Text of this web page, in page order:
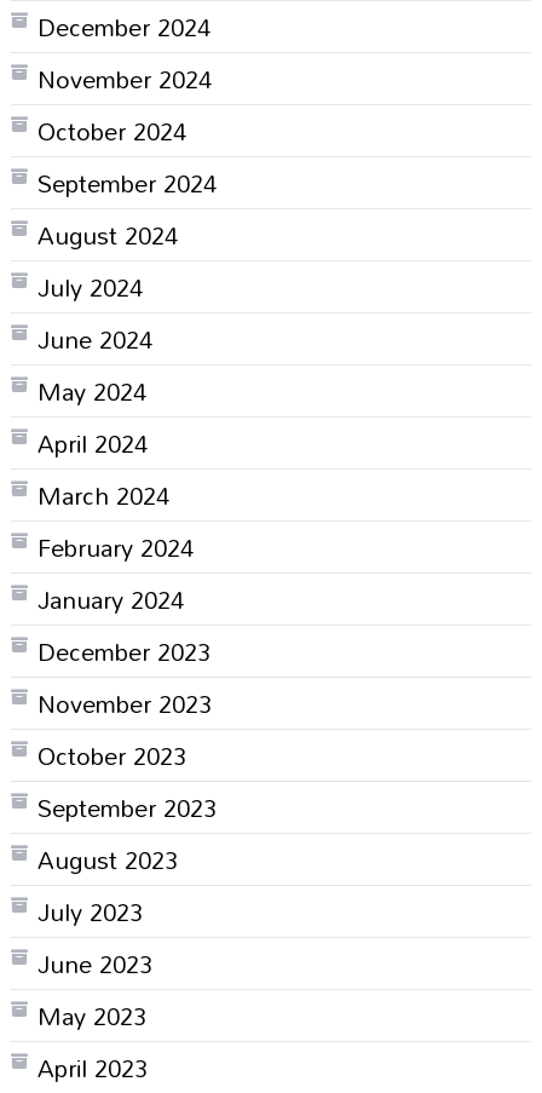
December 2024
November 2024
October 2024
September 2024
August 2024
July 2024
June 2024
May 2024
April 2024
March 2024
February 2024
January 2024
December 2023
November 2023
October 2023
September 2023
August 2023
July 2023
June 2023
May 2023
April 2023